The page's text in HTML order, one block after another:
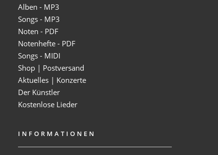
Alben - MP3
Songs - MP3
Noten - PDF
Notenhefte - PDF
Songs - MIDI
Shop | Postversand
Aktuelles | Konzerte
Der Künstler
Kostenlose Lieder
INFORMATIONEN